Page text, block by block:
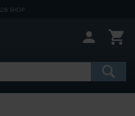
SHOP